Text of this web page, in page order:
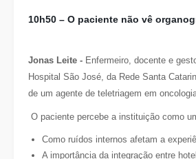
10h50 – O paciente não vê
Jonas Leite - Enfermeiro, docente e
Hospital São José, da Rede Santa
de um agente de teletriagem em
O paciente percebe a instituição como
Como ruídos internos afetam a
A importância da integração entre